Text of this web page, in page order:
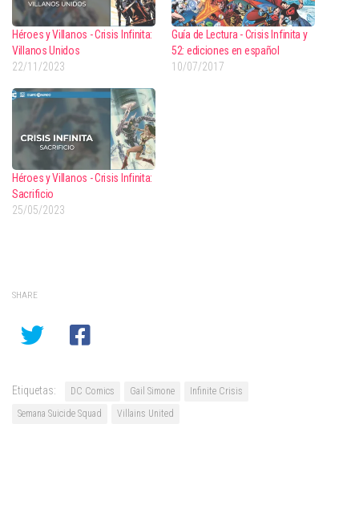
Héroes y Villanos - Crisis Infinita:
Villanos Unidos
22/11/2023
Guía de Lectura - Crisis Infinita y
52: ediciones en español
10/07/2017
Héroes y Villanos - Crisis Infinita:
Sacrificio
25/05/2023
SHARE
Etiquetas: DC Comics Gail Simone
Infinite Crisis
Semana Suicide Squad
Villains United